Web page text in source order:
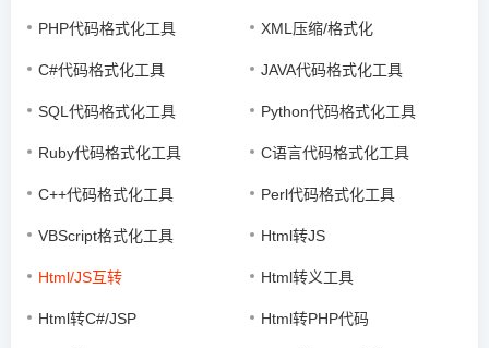
PHP代码格式化工具 XML压缩/格式化
C#代码格式化工具 JAVA代码格式化工具
SQL代码格式化工具 Python代码格式化工具
Ruby代码格式化工具 C语言代码格式化工具
C++代码格式化工具 Perl代码格式化工具
VBScript格式化工具 Html转JS
Html/JS互转 Html转义工具
Html转C#/JSP Html转PHP代码